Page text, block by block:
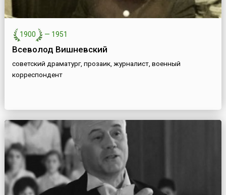
1900 — 1951
Всеволод Вишневский
советский драматург, прозаик, журналист, военный
корреспондент